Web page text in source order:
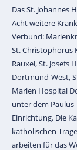
Das St. Johannes
Acht weitere
Verbund:
St. Christophorus
Rauxel, St. Josefs
Dortmund-West,
Marien Hospital
unter dem
Einrichtung. Die
katholischen
arbeiten für das